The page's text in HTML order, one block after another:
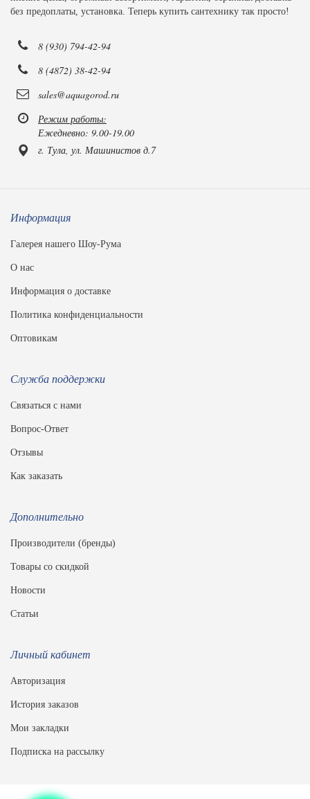
без предоплаты, установка. Теперь купить сантехнику так просто!
8 (930) 794-42-94
8 (4872) 38-42-94
sales@aquagorod.ru
Режим работы:
Ежедневно: 9.00-19.00
г. Тула, ул. Машинистов д.7
Информация
Галерея нашего Шоу-Рума
О нас
Информация о доставке
Политика конфиденциальности
Оптовикам
Служба поддержки
Связаться с нами
Вопрос-Ответ
Отзывы
Как заказать
Дополнительно
Производители (бренды)
Товары со скидкой
Новости
Статьи
Личный кабинет
Авторизация
История заказов
Мои закладки
Подписка на рассылку